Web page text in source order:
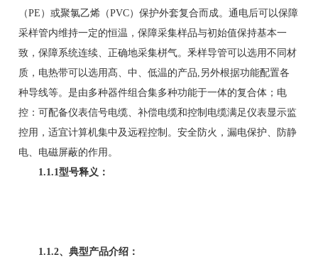
（PE）或聚氯乙烯（PVC）保护外套复合而成。通电后可以保障
采样管内维持一定的恒温，保障采集样品与初始值保持基本一
致，保障系统连续、正确地采集栟气。釆样导管可以选用不同材
质，电热带可以选用髙、中、低温的产品,另外根据功能配置各
种导线等。是由多种器件组合集多种功能于一体的复合体；电
控：可配备仪表信号电缆、补偿电缆和控制电缆满足仪表显示监
控用，适宜计算机集中及远程控制。安全防火，漏电保护、防静
电、电磁屏蔽的作用。
1.1.1型号释义：
1.1.2、典型产品介绍：